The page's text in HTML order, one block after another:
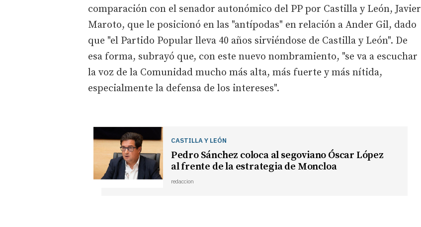
comparación con el senador autonómico del PP por Castilla y León, Javier
Maroto, que le posicionó en las "antípodas" en relación a Ander Gil, dado
que "el Partido Popular lleva 40 años sirviéndose de Castilla y León". De
esa forma, subrayó que, con este nuevo nombramiento, "se va a escuchar
la voz de la Comunidad mucho más alta, más fuerte y más nítida,
especialmente la defensa de los intereses".
CASTILLA Y LEÓN
Pedro Sánchez coloca al segoviano Óscar López
al frente de la estrategia de Moncloa
redaccion